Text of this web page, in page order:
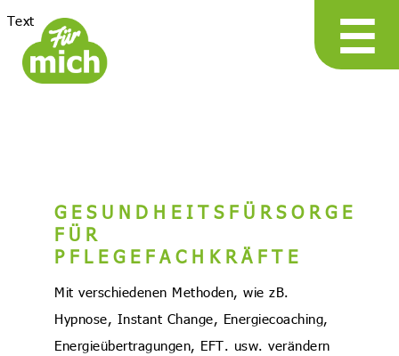
Text
GESUNDHEITSFÜRSORGE
FÜR
PFLEGEFACHKRÄFTE
Mit verschiedenen Methoden, wie zB.
Hypnose, Instant Change, Energiecoaching,
Energieübertragungen, EFT. usw. verändern
☰